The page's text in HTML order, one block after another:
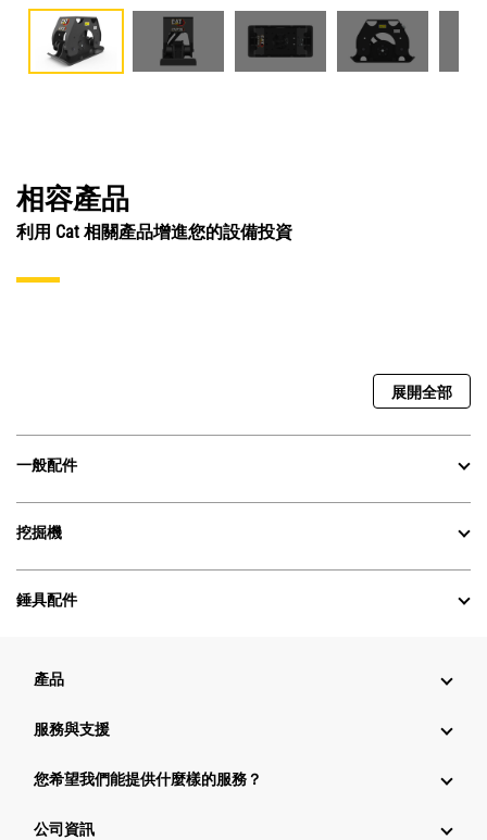
相容產品
利用 Cat 相關產品增進您的設備投資
展開全部
一般配件
挖掘機
錘具配件
產品
服務與支援
您希望我們能提供什麼樣的服務？
公司資訊